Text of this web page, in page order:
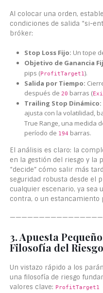
Al colocar una orden,
condiciones de salida “si-
bróker:
Stop Loss Fijo: Un tope
Objetivo de Ganancia
pips (ProfitTarget1).
Salida por Tiempo:
después de 20 barras (
Trailing Stop Dinámico:
ajusta con la volatilidad,
True Range, una medida
período de 194 barras.
El análisis es claro: la
en la gestión del riesgo y la
“decide” cómo salir más
seguridad robusta desde el
cualquier escenario, ya sea
contra, o un estancamiento
3. Apuesta
Filosofía del
Un vistazo rápido a los
una filosofía de riesgo
valores clave: ProfitTarget1